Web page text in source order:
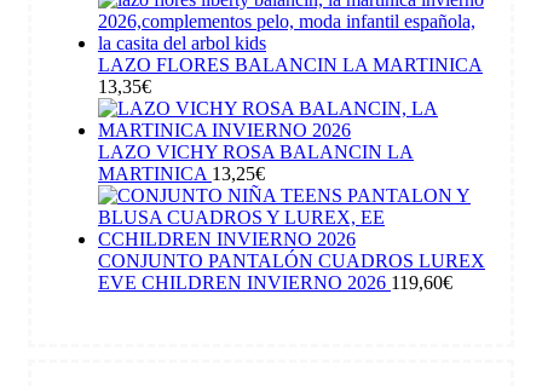
LAZO FLORES BALANCIN LA MARTINICA
13,35€
LAZO VICHY ROSA BALANCIN LA
MARTINICA 13,25€
CONJUNTO PANTALÓN CUADROS LUREX
EVE CHILDREN INVIERNO 2026 119,60€